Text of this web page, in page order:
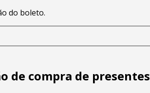
do boleto.
compra de